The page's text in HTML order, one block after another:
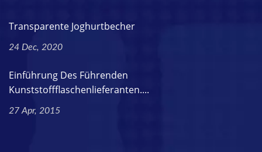
Transparente Joghurtbecher
24 Dec, 2020
Einführung Des Führenden
Kunststoffflaschenlieferanten....
27 Apr, 2015